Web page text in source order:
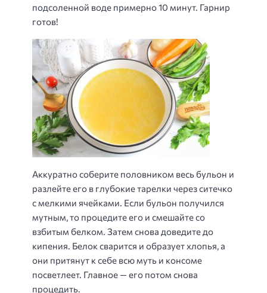
подсоленной воде примерно 10 минут. Гарнир
готов!
Аккуратно соберите половником весь бульон и
разлейте его в глубокие тарелки через ситечко
с мелкими ячейками. Если бульон получился
мутным, то процедите его и смешайте со
взбитым белком. Затем снова доведите до
кипения. Белок сварится и образует хлопья, а
они притянут к себе всю муть и консоме
посветлеет. Главное — его потом снова
процедить.